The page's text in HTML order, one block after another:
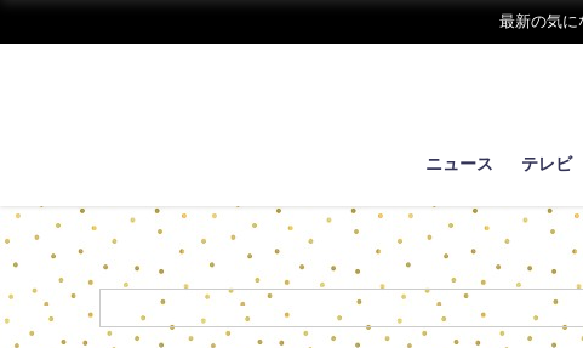
最新の気に
ニュース テレビ